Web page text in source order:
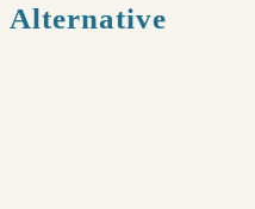
Alternative